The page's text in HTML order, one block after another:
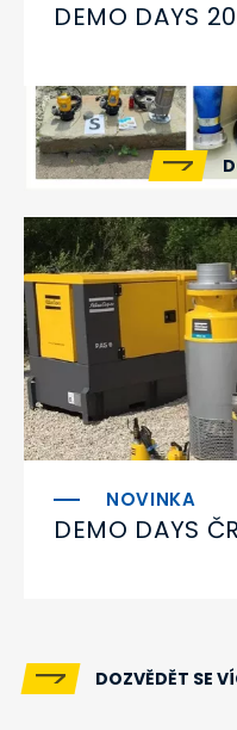
DEMO DAYS
DEMO DAYS ČR
DOZVĚDĚT SE